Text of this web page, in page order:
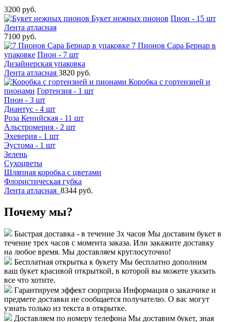
3200 руб.
Букет нежных пионов Пион - 15 шт
Лента атласная
7100 руб.
7 Пионов Сара Бернар в
упаковке Пион - 7 шт
Дизайнерская упаковка
Лента атласная 3820 руб.
Коробка с гортензией и
пионами Гортензия - 1 шт
Пион - 3 шт
Диантус - 4 шт
Роза Кенийская - 11 шт
Альстромерия - 2 шт
Эхеверия - 1 шт
Эустома - 1 шт
Зелень
Сухоцветы
Шляпная коробка с цветами
Флористическая губка
Лента атласная 8344 руб.
Почему мы?
Быстрая доставка - в течение 3х часов Мы доставим букет в
течение трех часов с момента заказа. Или закажите доставку
на любое время. Мы доставляем круглосуточно!
Бесплатная открытка к букету Мы бесплатно дополним
ваш букет красивой открыткой, в которой вы можете указать
все что хотите.
Гарантируем эффект сюрприза Информация о заказчике и
предмете доставки не сообщается получателю. О вас могут
узнать только из текста в открытке.
Доставляем по номеру телефона Мы доставим букет, зная